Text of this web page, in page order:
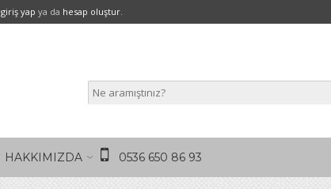
giriş yap ya da hesap oluştur.
HAKKIMIZDA 0536 650 86 93